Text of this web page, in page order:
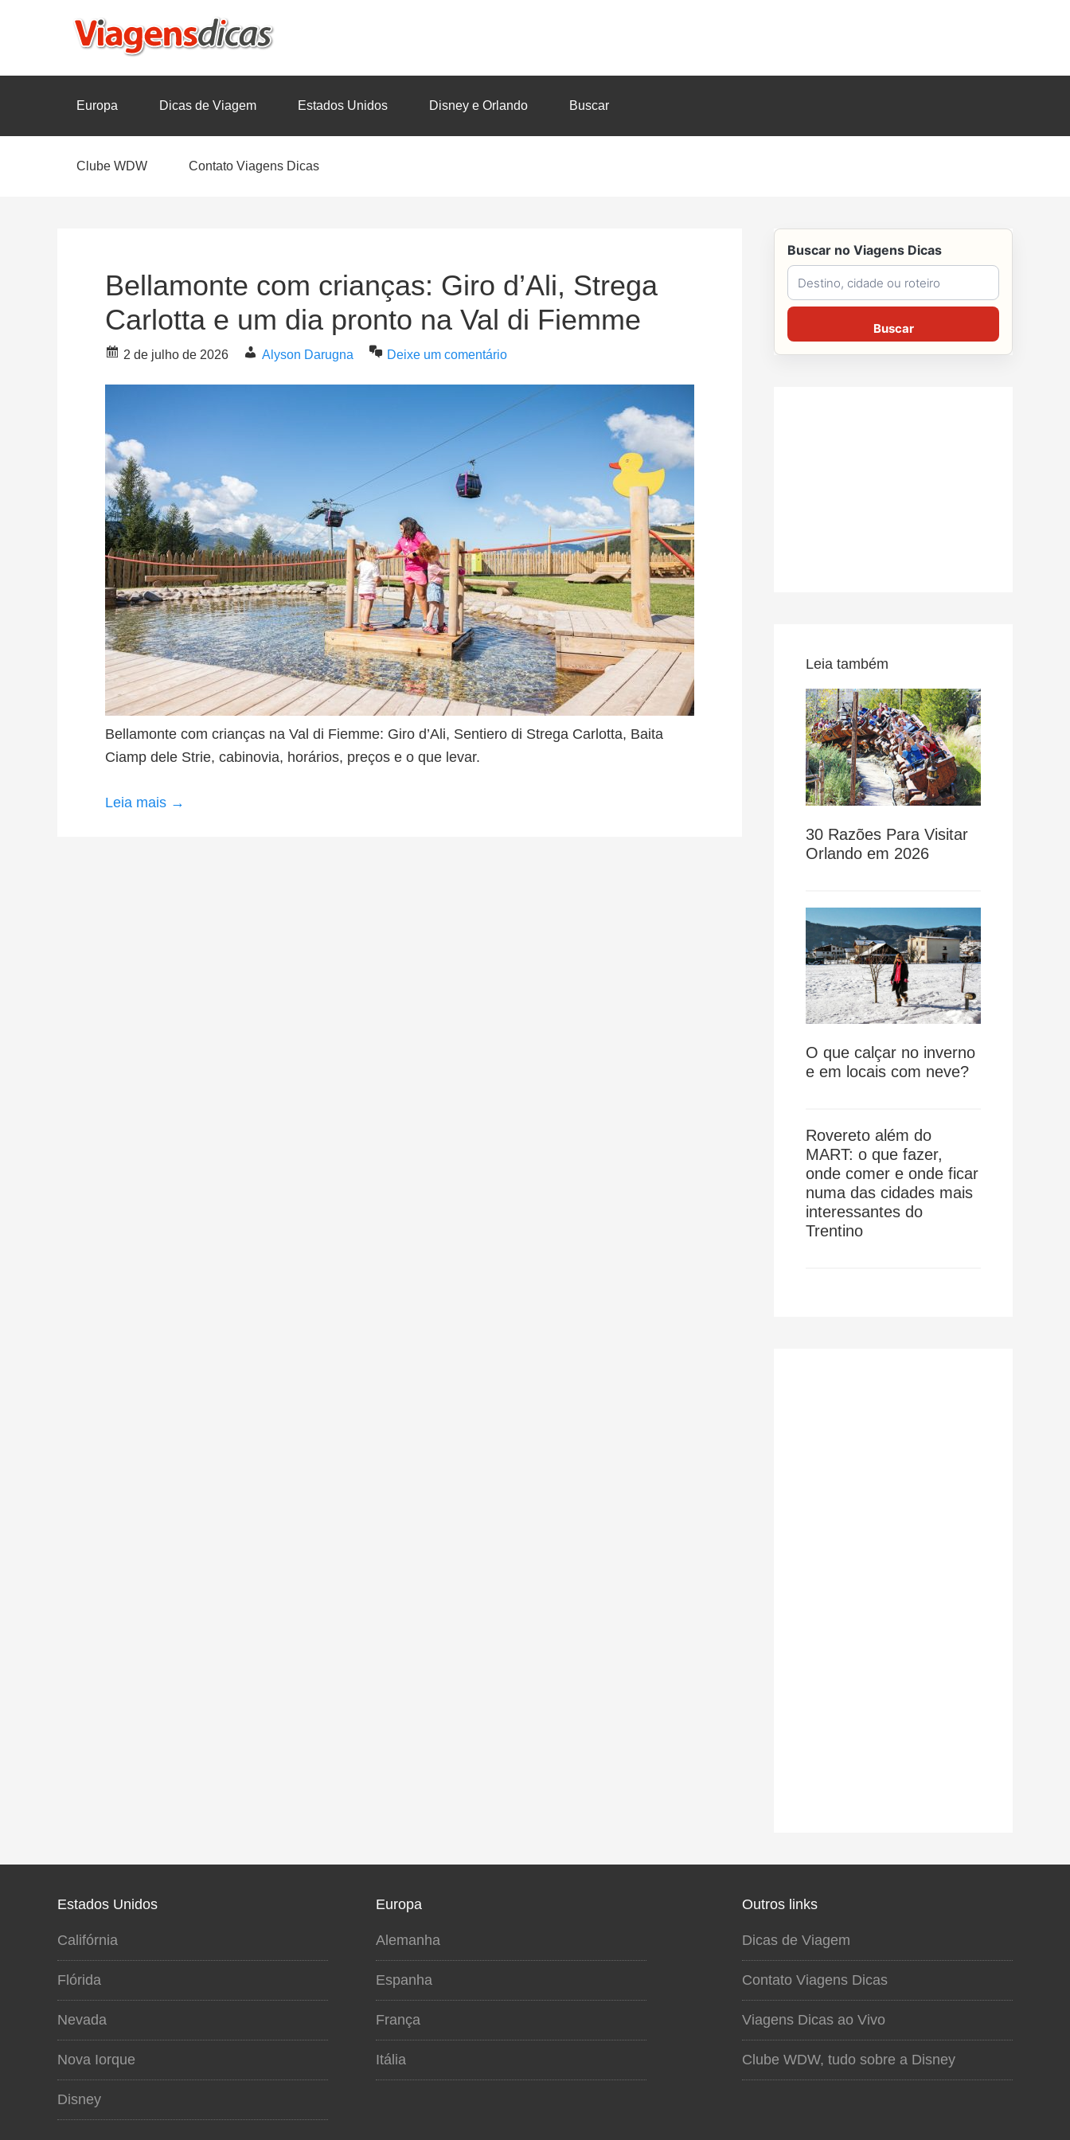
Europa Dicas de Viagem Estados Unidos Disney e Orlando Buscar
Clube WDW Contato Viagens Dicas
Bellamonte com crianças: Giro d’Ali, Strega
Carlotta e um dia pronto na Val di Fiemme
2 de julho de 2026 Alyson Darugna Deixe um comentário
Bellamonte com crianças na Val di Fiemme: Giro d’Ali, Sentiero di Strega Carlotta, Baita
Ciamp dele Strie, cabinovia, horários, preços e o que levar.
Leia mais →
Buscar no Viagens Dicas
Buscar no Viagens Dicas
Buscar
Leia também
30 Razões Para Visitar
Orlando em 2026
O que calçar no inverno
e em locais com neve?
Rovereto além do
MART: o que fazer,
onde comer e onde ficar
numa das cidades mais
interessantes do
Trentino
Estados Unidos
Califórnia
Flórida
Nevada
Nova Iorque
Disney
Europa
Alemanha
Espanha
França
Itália
Outros links
Dicas de Viagem
Contato Viagens Dicas
Viagens Dicas ao Vivo
Clube WDW, tudo sobre a Disney